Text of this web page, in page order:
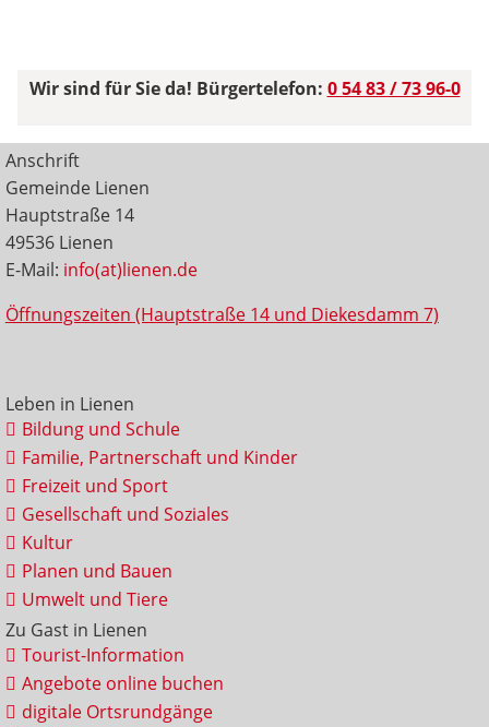
Wir sind für Sie da! Bürgertelefon: 0 54 83 / 73 96-0
Anschrift
Gemeinde Lienen
Hauptstraße 14
49536 Lienen
E-Mail: info(at)lienen.de
Öffnungszeiten (Hauptstraße 14 und Diekesdamm 7)
Leben in Lienen
Bildung und Schule
Familie, Partnerschaft und Kinder
Freizeit und Sport
Gesellschaft und Soziales
Kultur
Planen und Bauen
Umwelt und Tiere
Zu Gast in Lienen
Tourist-Information
Angebote online buchen
digitale Ortsrundgänge